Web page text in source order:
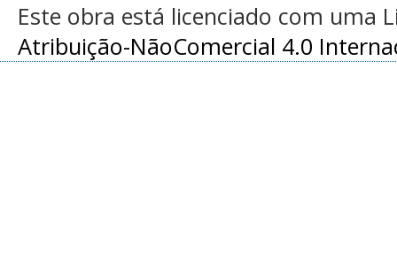
Este obra está licenciado com uma
Atribuição-NãoComercial 4.0